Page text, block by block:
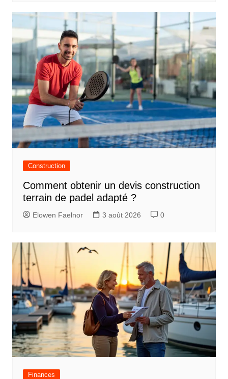
Construction
Comment obtenir un devis construction
terrain de padel adapté ?
Elowen Faelnor 3 août 2026 0
Finances